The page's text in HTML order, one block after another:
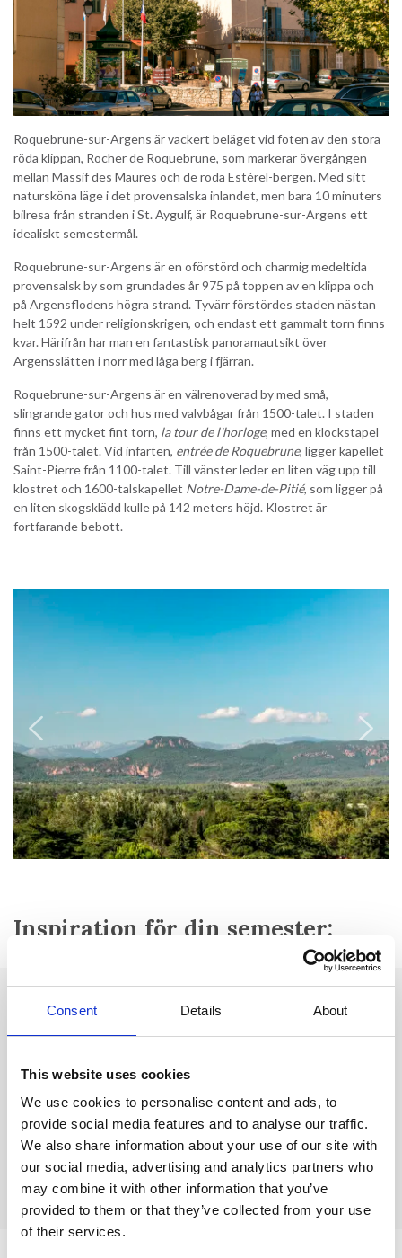
Consent Details About
This website uses cookies
We use cookies to personalise content and ads, to
provide social media features and to analyse our traffic.
We also share information about your use of our site with
our social media, advertising and analytics partners who
may combine it with other information that you’ve
provided to them or that they’ve collected from your use
of their services.
Roquebrune-sur-Argens är vackert beläget vid foten av den stora
röda klippan, Rocher de Roquebrune, som markerar övergången
mellan Massif des Maures och de röda Estérel-bergen. Med sitt
natursköna läge i det provensalska inlandet, men bara 10 minuters
bilresa från stranden i St. Aygulf, är Roquebrune-sur-Argens ett
idealiskt semestermål.
Roquebrune-sur-Argens är en oförstörd och charmig medeltida
provensalsk by som grundades år 975 på toppen av en klippa och
på Argensflodens högra strand. Tyvärr förstördes staden nästan
helt 1592 under religionskrigen, och endast ett gammalt torn finns
kvar. Härifrån har man en fantastisk panoramautsikt över
Argensslätten i norr med låga berg i fjärran.
Roquebrune-sur-Argens är en välrenoverad by med små,
slingrande gator och hus med valvbågar från 1500-talet. I staden
finns ett mycket fint torn, la tour de l'horloge, med en klockstapel
från 1500-talet. Vid infarten, entrée de Roquebrune, ligger kapellet
Saint-Pierre från 1100-talet. Till vänster leder en liten väg upp till
klostret och 1600-talskapellet Notre-Dame-de-Pitié, som ligger på
en liten skogsklädd kulle på 142 meters höjd. Klostret är
fortfarande bebott.
Inspiration för din semester:
Sevärdheter:
La Tour de l'horloge:Torn och klocktorn från 1500-talet.
La chapelle Saint-Pierrefrån 1100-talet
Monastère et chapelle Notre-Dame-de-Pitié: kloster
ochkapell från 1600-talet. I kapellet finns en altartavla från 1656.
Den romerska akvedukten, l'aqueduc des 25 Arches,